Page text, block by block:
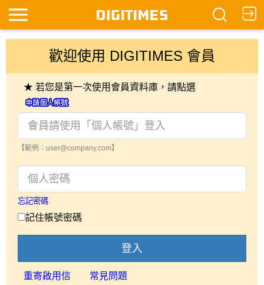
歡迎使用 DIGITIMES 會員
★ 若您是第一次使用會員資料庫，請點選
【範例：user@company.com】
忘記密碼
記住帳號密碼
登入
重寄啟用信 常見問題